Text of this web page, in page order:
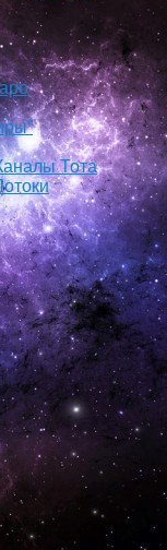
Тота